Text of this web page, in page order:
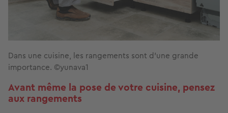
Dans une cuisine, les rangements sont d'une grande
importance. ©yunava1
Avant même la pose de votre cuisine, pensez
aux rangements